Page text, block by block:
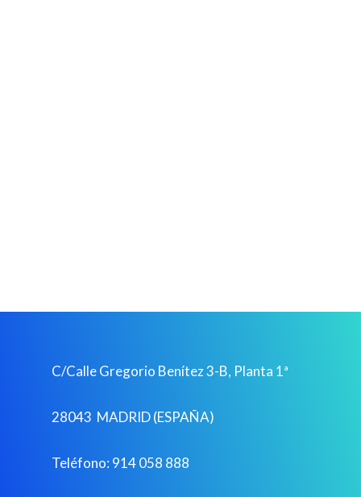
C/Calle Gregorio Benítez 3-B, Planta 1ª
28043 MADRID (ESPAÑA)
Teléfono: 914 058 888